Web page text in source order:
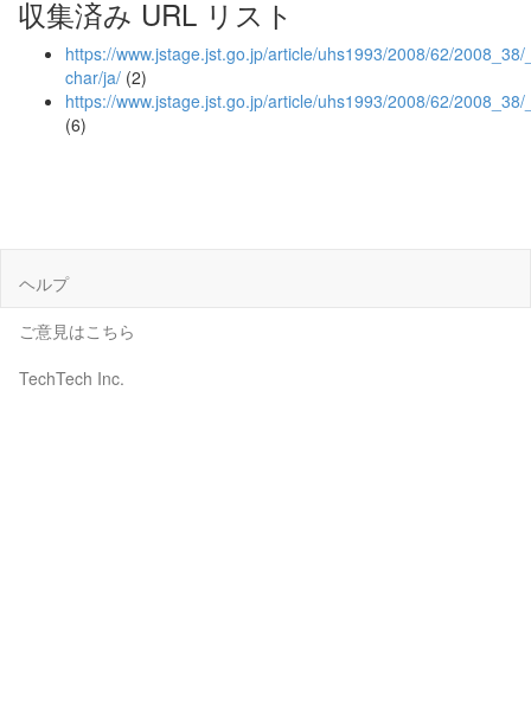
収集済み URL リスト
https://www.jstage.jst.go.jp/article/uhs1993/2008/62/2008_38/
char/ja/ (2)
https://www.jstage.jst.go.jp/article/uhs1993/2008/62/2008_38/
(6)
ヘルプ
ご意見はこちら
TechTech Inc.